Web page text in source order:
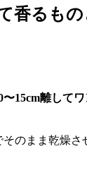
香るも
〜15cm離して
のまま乾燥